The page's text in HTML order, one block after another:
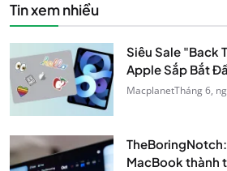
Tin xem nhiều
Siêu Sale "Back
Apple Sắp Bắt
MacplanetTháng 6,
MacBook thành